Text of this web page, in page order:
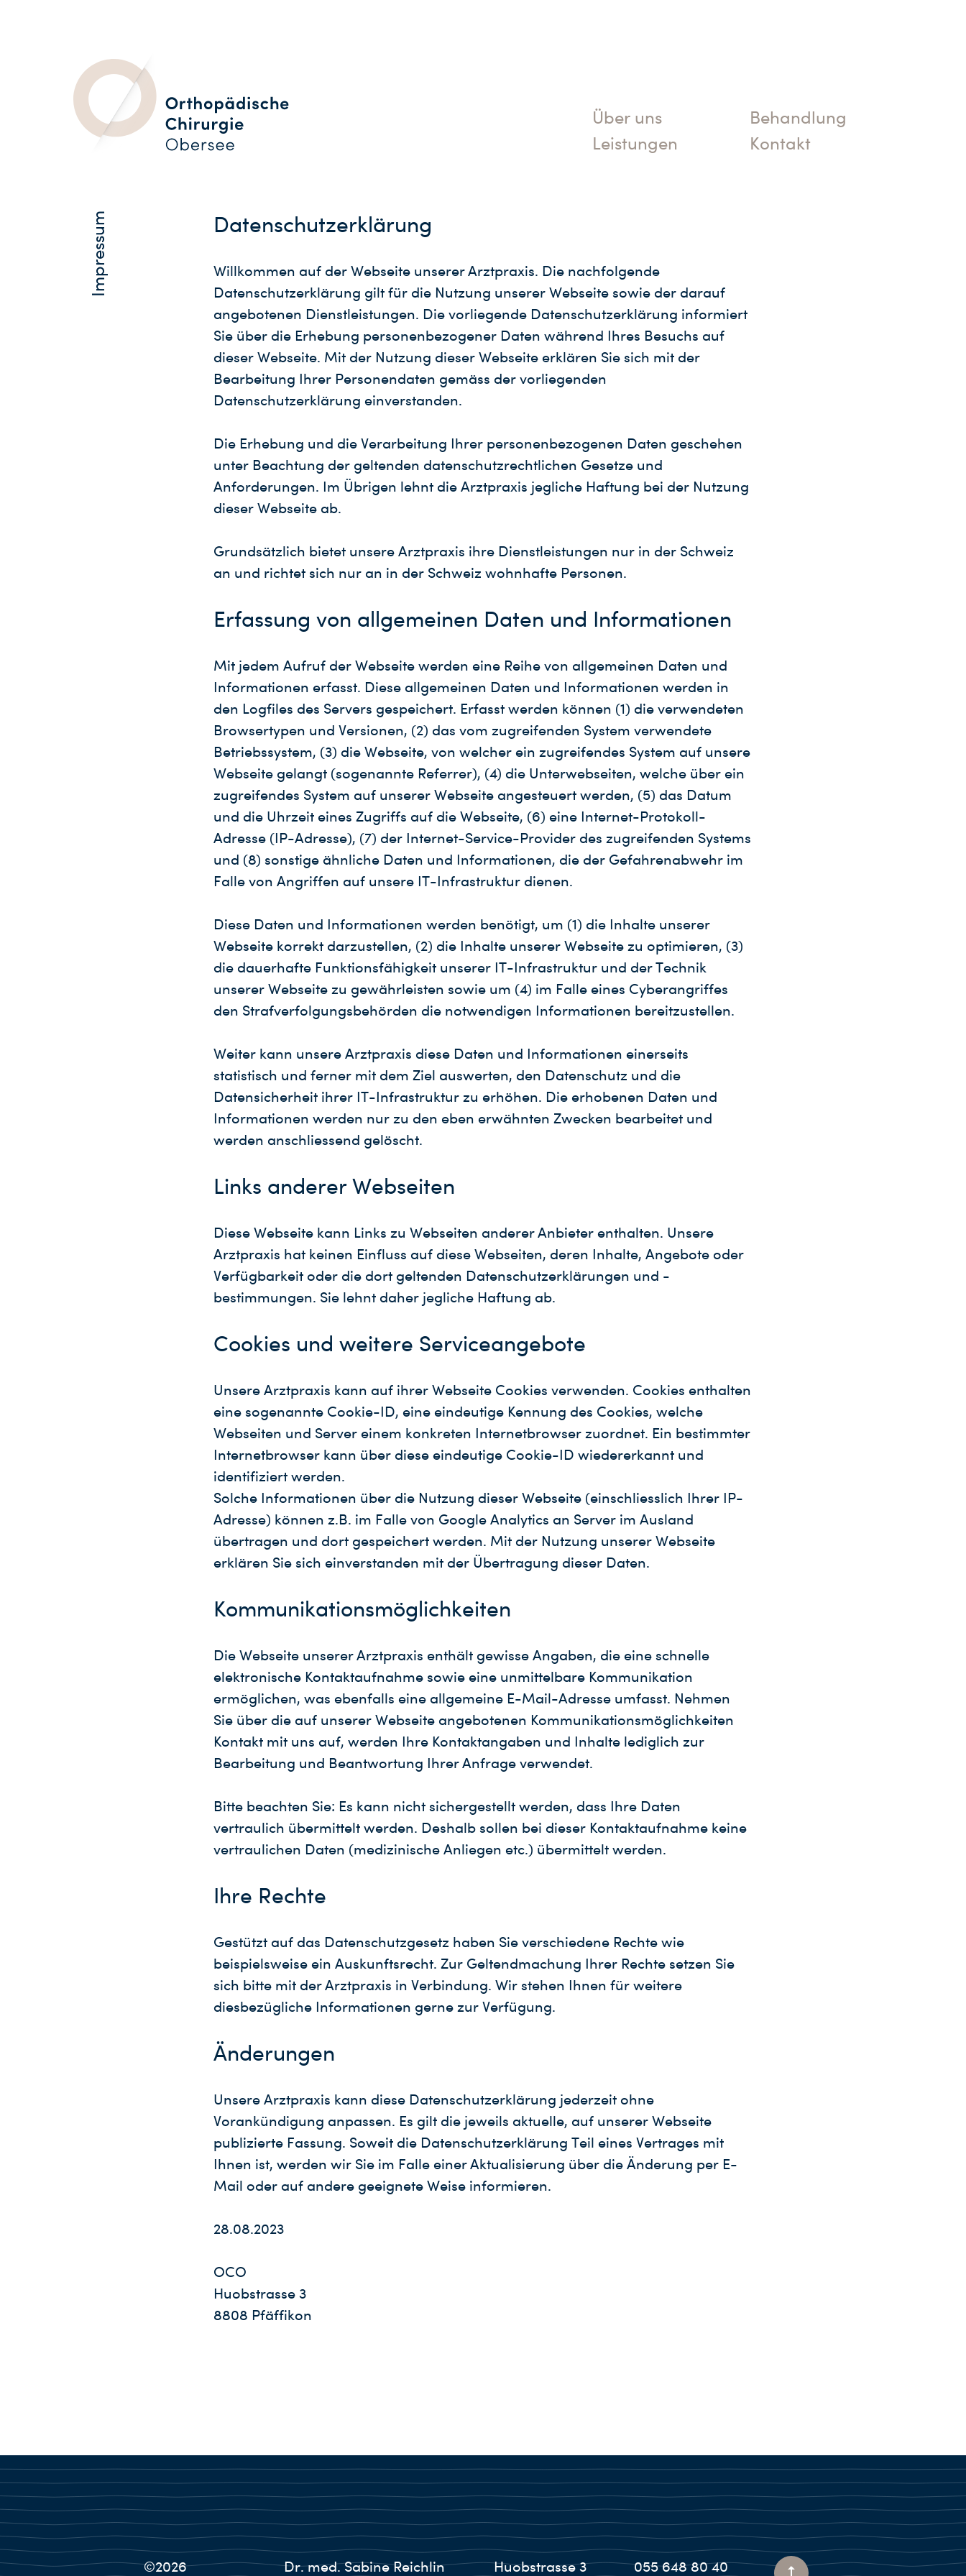
Über uns
Leistungen
Behandlung
Kontakt
Impressum Datenschutzerklärung
Willkommen auf der Webseite unserer Arztpraxis. Die nachfolgende
Datenschutzerklärung gilt für die Nutzung unserer Webseite sowie der darauf
angebotenen Dienstleistungen. Die vorliegende Datenschutzerklärung informiert
Sie über die Erhebung personenbezogener Daten während Ihres Besuchs auf
dieser Webseite. Mit der Nutzung dieser Webseite erklären Sie sich mit der
Bearbeitung Ihrer Personendaten gemäss der vorliegenden
Datenschutzerklärung einverstanden.
Die Erhebung und die Verarbeitung Ihrer personenbezogenen Daten geschehen
unter Beachtung der geltenden datenschutzrechtlichen Gesetze und
Anforderungen. Im Übrigen lehnt die Arztpraxis jegliche Haftung bei der Nutzung
dieser Webseite ab.
Grundsätzlich bietet unsere Arztpraxis ihre Dienstleistungen nur in der Schweiz
an und richtet sich nur an in der Schweiz wohnhafte Personen.
Erfassung von allgemeinen Daten und Informationen
Mit jedem Aufruf der Webseite werden eine Reihe von allgemeinen Daten und
Informationen erfasst. Diese allgemeinen Daten und Informationen werden in
den Logfiles des Servers gespeichert. Erfasst werden können (1) die verwendeten
Browsertypen und Versionen, (2) das vom zugreifenden System verwendete
Betriebssystem, (3) die Webseite, von welcher ein zugreifendes System auf unsere
Webseite gelangt (sogenannte Referrer), (4) die Unterwebseiten, welche über ein
zugreifendes System auf unserer Webseite angesteuert werden, (5) das Datum
und die Uhrzeit eines Zugriffs auf die Webseite, (6) eine Internet-Protokoll-
Adresse (IP-Adresse), (7) der Internet-Service-Provider des zugreifenden Systems
und (8) sonstige ähnliche Daten und Informationen, die der Gefahrenabwehr im
Falle von Angriffen auf unsere IT-Infrastruktur dienen.
Diese Daten und Informationen werden benötigt, um (1) die Inhalte unserer
Webseite korrekt darzustellen, (2) die Inhalte unserer Webseite zu optimieren, (3)
die dauerhafte Funktionsfähigkeit unserer IT-Infrastruktur und der Technik
unserer Webseite zu gewährleisten sowie um (4) im Falle eines Cyberangriffes
den Strafverfolgungsbehörden die notwendigen Informationen bereitzustellen.
Weiter kann unsere Arztpraxis diese Daten und Informationen einerseits
statistisch und ferner mit dem Ziel auswerten, den Datenschutz und die
Datensicherheit ihrer IT-Infrastruktur zu erhöhen. Die erhobenen Daten und
Informationen werden nur zu den eben erwähnten Zwecken bearbeitet und
werden anschliessend gelöscht.
Links anderer Webseiten
Diese Webseite kann Links zu Webseiten anderer Anbieter enthalten. Unsere
Arztpraxis hat keinen Einfluss auf diese Webseiten, deren Inhalte, Angebote oder
Verfügbarkeit oder die dort geltenden Datenschutzerklärungen und -
bestimmungen. Sie lehnt daher jegliche Haftung ab.
Cookies und weitere Serviceangebote
Unsere Arztpraxis kann auf ihrer Webseite Cookies verwenden. Cookies enthalten
eine sogenannte Cookie-ID, eine eindeutige Kennung des Cookies, welche
Webseiten und Server einem konkreten Internetbrowser zuordnet. Ein bestimmter
Internetbrowser kann über diese eindeutige Cookie-ID wiedererkannt und
identifiziert werden.
Solche Informationen über die Nutzung dieser Webseite (einschliesslich Ihrer IP-
Adresse) können z.B. im Falle von Google Analytics an Server im Ausland
übertragen und dort gespeichert werden. Mit der Nutzung unserer Webseite
erklären Sie sich einverstanden mit der Übertragung dieser Daten.
Kommunikationsmöglichkeiten
Die Webseite unserer Arztpraxis enthält gewisse Angaben, die eine schnelle
elektronische Kontaktaufnahme sowie eine unmittelbare Kommunikation
ermöglichen, was ebenfalls eine allgemeine E-Mail-Adresse umfasst. Nehmen
Sie über die auf unserer Webseite angebotenen Kommunikationsmöglichkeiten
Kontakt mit uns auf, werden Ihre Kontaktangaben und Inhalte lediglich zur
Bearbeitung und Beantwortung Ihrer Anfrage verwendet.
Bitte beachten Sie: Es kann nicht sichergestellt werden, dass Ihre Daten
vertraulich übermittelt werden. Deshalb sollen bei dieser Kontaktaufnahme keine
vertraulichen Daten (medizinische Anliegen etc.) übermittelt werden.
Ihre Rechte
Gestützt auf das Datenschutzgesetz haben Sie verschiedene Rechte wie
beispielsweise ein Auskunftsrecht. Zur Geltendmachung Ihrer Rechte setzen Sie
sich bitte mit der Arztpraxis in Verbindung. Wir stehen Ihnen für weitere
diesbezügliche Informationen gerne zur Verfügung.
Änderungen
Unsere Arztpraxis kann diese Datenschutzerklärung jederzeit ohne
Vorankündigung anpassen. Es gilt die jeweils aktuelle, auf unserer Webseite
publizierte Fassung. Soweit die Datenschutzerklärung Teil eines Vertrages mit
Ihnen ist, werden wir Sie im Falle einer Aktualisierung über die Änderung per E-
Mail oder auf andere geeignete Weise informieren.
28.08.2023
OCO
Huobstrasse 3
8808 Pfäffikon
Dr. med. Sabine Reichlin Huobstrasse 3 055 648 80 40
©2026